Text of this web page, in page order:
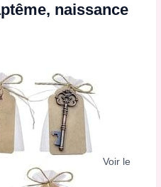
naissance
Voir le